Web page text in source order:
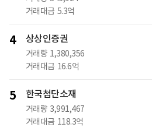
거래대금 5.3억
4 상상인증권
거래량 1,380,356
거래대금 16.6억
5 한국첨단소재
거래량 3,991,467
거래대금 118.3억